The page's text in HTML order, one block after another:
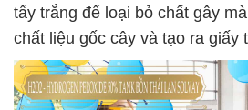
tẩy trắng để loại bỏ chất gây
chất liệu gốc cây và tạo ra giấy